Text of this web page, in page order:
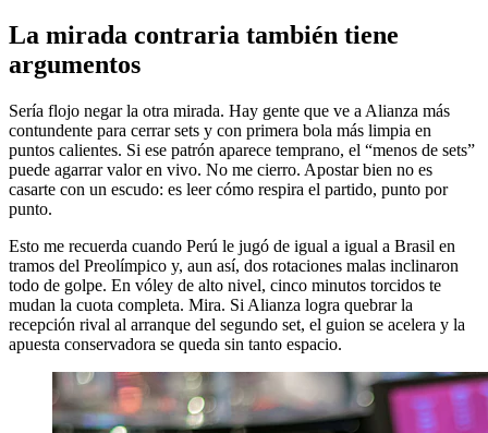
La mirada contraria también tiene
argumentos
Sería flojo negar la otra mirada. Hay gente que ve a Alianza más
contundente para cerrar sets y con primera bola más limpia en
puntos calientes. Si ese patrón aparece temprano, el “menos de sets”
puede agarrar valor en vivo. No me cierro. Apostar bien no es
casarte con un escudo: es leer cómo respira el partido, punto por
punto.
Esto me recuerda cuando Perú le jugó de igual a igual a Brasil en
tramos del Preolímpico y, aun así, dos rotaciones malas inclinaron
todo de golpe. En vóley de alto nivel, cinco minutos torcidos te
mudan la cuota completa. Mira. Si Alianza logra quebrar la
recepción rival al arranque del segundo set, el guion se acelera y la
apuesta conservadora se queda sin tanto espacio.